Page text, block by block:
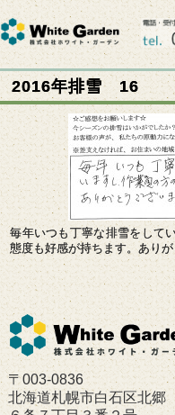
2016年排雪 16
毎年いつも丁寧な排雪をして
態度も好感が持ちます。あり
〒003-0836
北海道札幌市白石区北郷